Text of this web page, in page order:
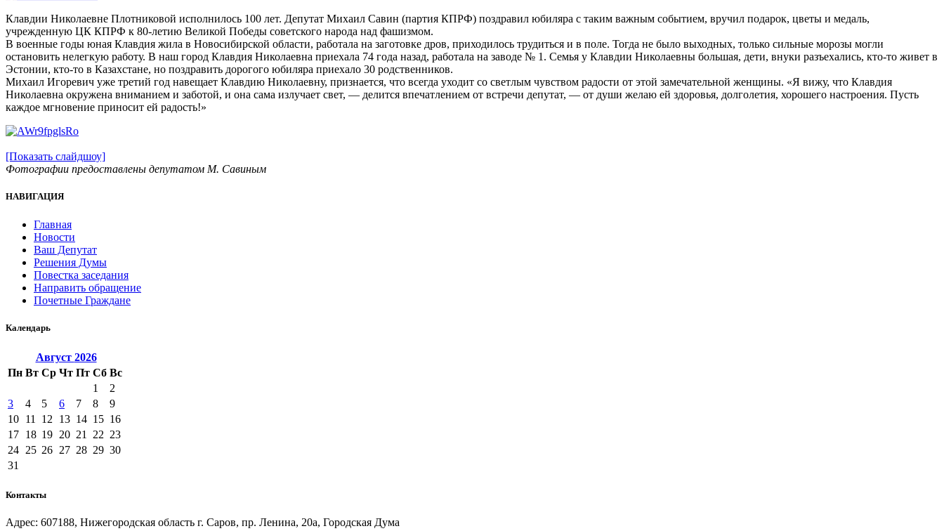
Клавдии Николаевне Плотниковой исполнилось 100 лет. Депутат Михаил Савин (партия КПРФ) поздравил юбиляра с таким важным событием, вручил подарок, цветы и медаль,
учрежденную ЦК КПРФ к 80-летию Великой Победы советского народа над фашизмом.
В военные годы юная Клавдия жила в Новосибирской области, работала на заготовке дров, приходилось трудиться и в поле. Тогда не было выходных, только сильные морозы могли
остановить нелегкую работу. В наш город Клавдия Николаевна приехала 74 года назад, работала на заводе № 1. Семья у Клавдии Николаевны большая, дети, внуки разъехались, кто-то живет в
Эстонии, кто-то в Казахстане, но поздравить дорогого юбиляра приехало 30 родственников.
Михаил Игоревич уже третий год навещает Клавдию Николаевну, признается, что всегда уходит со светлым чувством радости от этой замечательной женщины. «Я вижу, что Клавдия
Николаевна окружена вниманием и заботой, и она сама излучает свет, — делится впечатлением от встречи депутат, — от души желаю ей здоровья, долголетия, хорошего настроения. Пусть
каждое мгновение приносит ей радость!»
[Показать слайдшоу]
Фотографии предоставлены депутатом М. Савиным
НАВИГАЦИЯ
Главная
Новости
Ваш Депутат
Решения Думы
Повестка заседания
Направить обращение
Почетные Граждане
Календарь
Август 2026
Пн Вт Ср Чт Пт Сб Вс
1
2
3
4 5 6 7 8
9
10 11 12 13 14 15 16
17 18 19 20 21 22 23
24 25 26 27 28 29 30
31
Контакты
Адрес: 607188, Нижегородская область г. Саров, пр. Ленина, 20а, Городская Дума